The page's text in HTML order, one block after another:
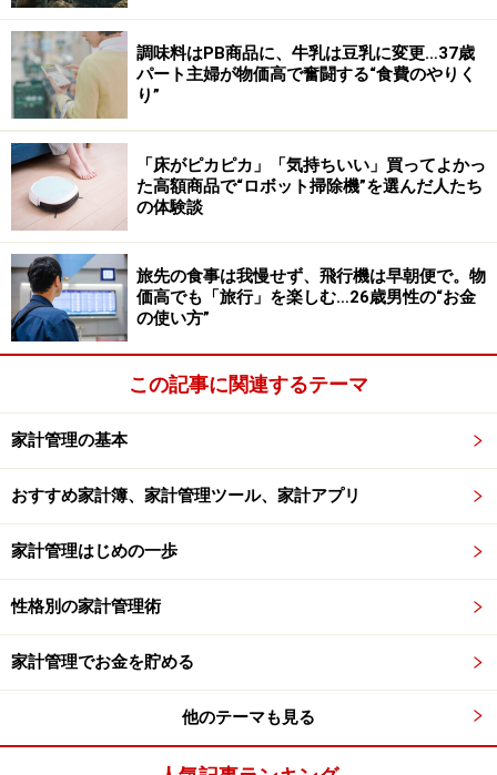
うより、「着心地のいい定番服を丁寧に手入れして長く
着る」ことに喜びを感じる人もいます。
流行や見栄よりも、「わが家のサイズ」に合った暮らし
方をしていると、心もお金もムダがなくなり、気付けば
お金との関係も穏やかなものになっているはずです。
ムダ遣いゼロの家計ルール3：モノを大切
に、そして管理する
お金に愛されている人は、持ち物の“居場所”を決めてい
ます。例えば、タオルのストックは洗面所のこのカゴ
に、調味料はこの引き出しに。置き場所が決まっている
たりすることが減ります。
「アレどこに置いたかな？」などと探し物が多い家は、
ムダな出費も増えがち。モノを大切に使い、きちんと管
理することは、ムダ遣いをなくす家計管理の第一歩で
ムダ遣いゼロの家計ルール4：毎日をなんと
ただ生活するのではなく、ほんの少しの意識と工夫を持
調味料はPB商品に、牛乳は豆乳に変更…37歳
パート主婦が物価高で奮闘する“食費のやりく
り”
「床がピカピカ」「気持ちいい」買ってよかっ
た高額商品で“ロボット掃除機”を選んだ人たち
の体験談
旅先の食事は我慢せず、飛行機は早朝便で。物
価高でも「旅行」を楽しむ…26歳男性の“お金
の使い方”
この記事に関連するテーマ
家計管理の基本
おすすめ家計簿、家計管理ツール、家計アプリ
家計管理はじめの一歩
性格別の家計管理術
家計管理でお金を貯める
他のテーマも見る